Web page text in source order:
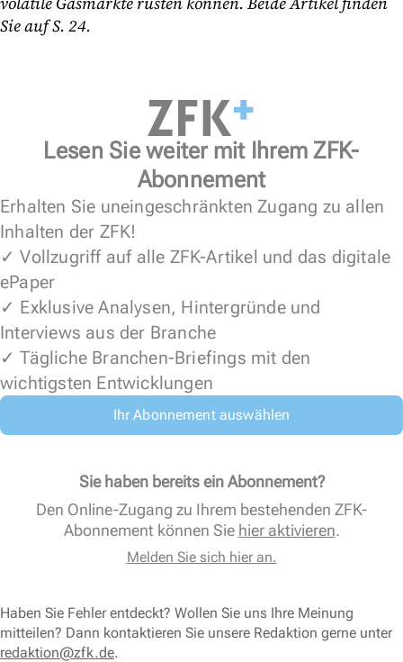
Sie auf S. 24.
Lesen Sie weiter mit Ihrem ZFK-
Abonnement
Erhalten Sie uneingeschränkten Zugang zu allen
Inhalten der ZFK!
✓ Vollzugriff auf alle ZFK-Artikel und das digitale
ePaper
✓ Exklusive Analysen, Hintergründe und
Interviews aus der Branche
✓ Tägliche Branchen-Briefings mit den
wichtigsten Entwicklungen
Ihr Abonnement auswählen
Sie haben bereits ein Abonnement?
Den Online-Zugang zu Ihrem bestehenden ZFK-
Abonnement können Sie hier aktivieren.
Melden Sie sich hier an.
Haben Sie Fehler entdeckt? Wollen Sie uns Ihre Meinung
mitteilen? Dann kontaktieren Sie unsere Redaktion gerne unter
redaktion@zfk.de.